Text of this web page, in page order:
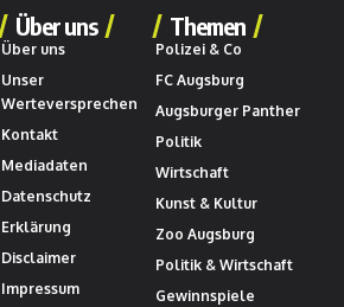
Über uns
Über uns
Unser
Werteversprechen
Kontakt
Mediadaten
Datenschutz
Erklärung
Disclaimer
Impressum
Themen
Polizei & Co
FC Augsburg
Augsburger Panther
Politik
Wirtschaft
Kunst & Kultur
Zoo Augsburg
Politik & Wirtschaft
Gewinnspiele